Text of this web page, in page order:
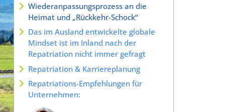
Wiederanpassungsprozess an die
Heimat und „Rückkehr-Schock“
Das im Ausland entwickelte globale
Mindset ist im Inland nach der
Repatriation nicht immer gefragt
Repatriation & Karriereplanung
Repatriations-Empfehlungen für
Unternehmen: